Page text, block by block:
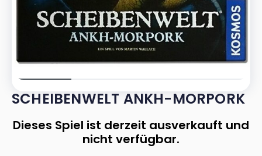
SCHEIBENWELT ANKH-MORPORK
Dieses Spiel ist derzeit ausverkauft und
nicht verfügbar.